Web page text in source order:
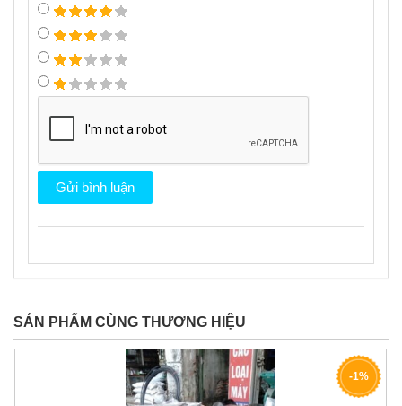
SẢN PHẨM CÙNG THƯƠNG HIỆU
-1%